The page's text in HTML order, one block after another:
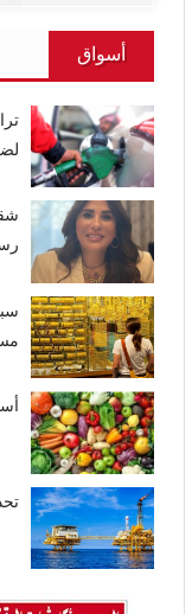
أسواق
رسمي بـ